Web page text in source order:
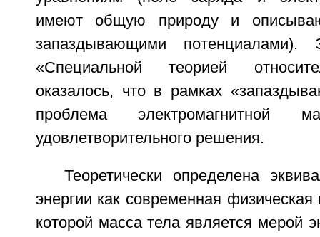
имеют общую природу и
запаздывающими потенциалами).
«Специальной теорией
оказалось, что в рамках
проблема
удовлетворительного решения.
Теоретически определена
энергии как современная физическая
которой масса тела является мерой